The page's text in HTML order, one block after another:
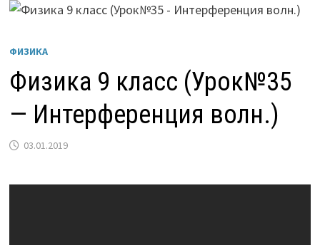
ФИЗИКА
Физика 9 класс (Урок№35
— Интерференция волн.)
03.01.2019